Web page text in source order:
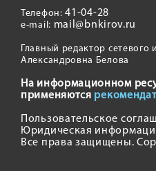
Телефон:41-04-28
e-mail: mail@bnkirov.ru
Главный редактор сетевого
Александровна Белова
На информационном
применяются
Пользовательское
Юридическая
Все права защищены.